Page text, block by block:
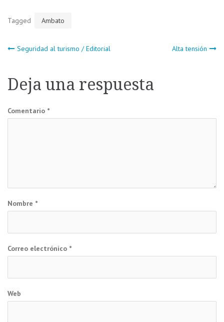
Tagged Ambato
Navegación
de
entradas
Seguridad al turismo / Editorial Alta tensión
Deja una respuesta
Comentario *
Nombre *
Correo electrónico *
Web